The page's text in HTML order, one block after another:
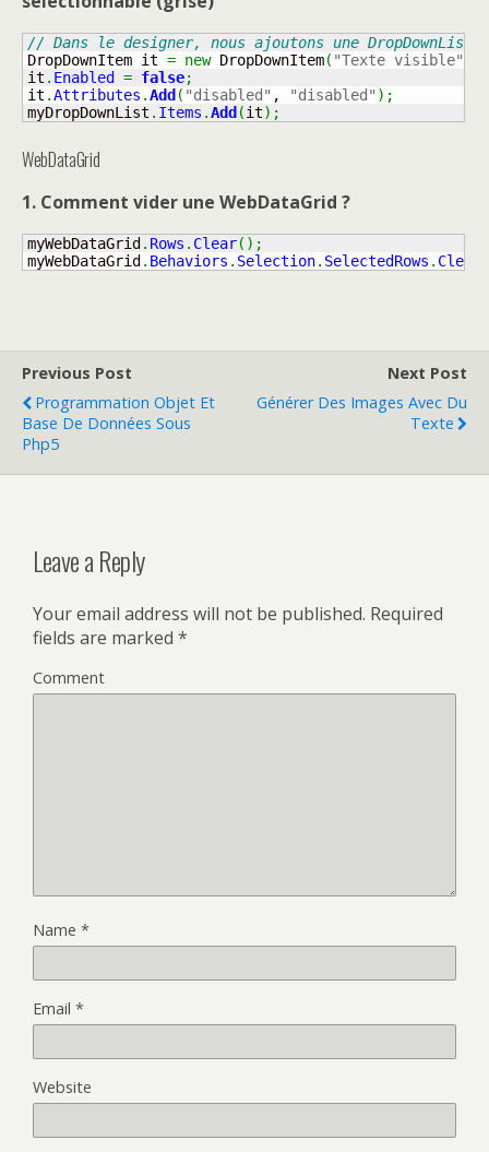
// Dans le designer, nous ajoutons une DropDownList
DropDownItem it = new DropDownItem( "Texte visible"
it . Enabled = false;
it .Attributes .Add ( "disabled" , "disabled" ) ;
myDropDownList . Items .Add (it) ;
WebDataGrid
1. Comment vider une WebDataGrid ?
myWebDataGrid . Rows . Clear( ) ;
myWebDataGrid . Behaviors . Selection. SelectedRows . Clear
Previous Post
Programmation Objet Et
Base De Données Sous
Php5
Next Post
Générer Des Images Avec Du
Texte
Leave a Reply
Your email address will not be published. Required
fields are marked *
Comment
Name *
Email *
Website